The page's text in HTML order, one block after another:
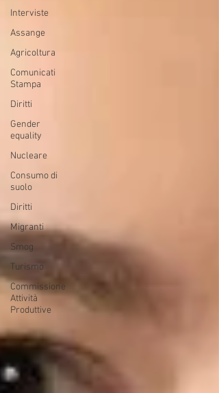
Interviste
Assange
Agricoltura
Comunicati
Stampa
Diritti
Gender
equality
Nucleare
Consumo di
suolo
Diritti
Migranti
Smog
Turismo
Commissione
Attività
Produttive